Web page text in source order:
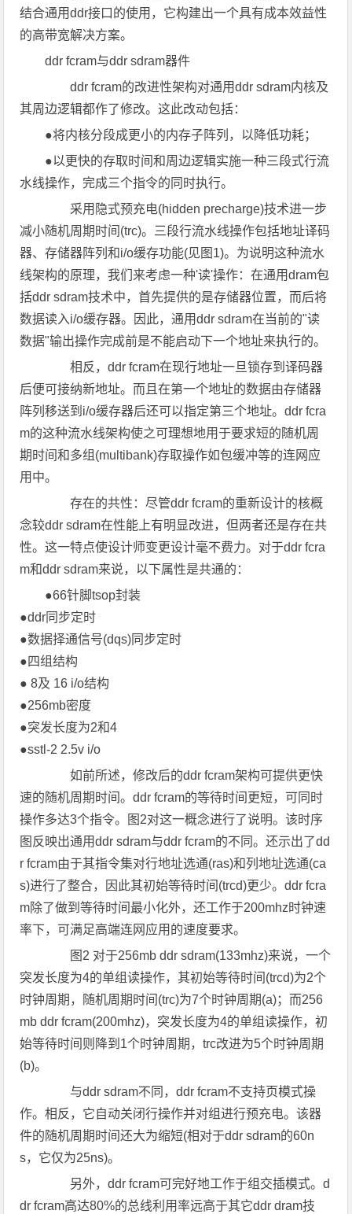
结合通用ddr接口的使用，它构建出一个具有成本效益性
的高带宽解决方案。
ddr fcram与ddr sdram器件
ddr fcram的改进性架构对通用ddr sdram内核及
其周边逻辑都作了修改。这此改动包括：
●将内核分段成更小的内存子阵列，以降低功耗；
●以更快的存取时间和周边逻辑实施一种三段式行流
水线操作，完成三个指令的同时执行。
采用隐式预充电(hidden precharge)技术进一步
减小随机周期时间(trc)。三段行流水线操作包括地址译码
器、存储器阵列和i/o缓存功能(见图1)。为说明这种流水
线架构的原理，我们来考虑一种'读'操作：在通用dram包
括ddr sdram技术中，首先提供的是存储器位置，而后将
数据读入i/o缓存器。因此，通用ddr sdram在当前的"读
数据"输出操作完成前是不能启动下一个地址来执行的。
相反，ddr fcram在现行地址一旦锁存到译码器
后便可接纳新地址。而且在第一个地址的数据由存储器
阵列移送到i/o缓存器后还可以指定第三个地址。ddr fcra
m的这种流水线架构使之可理想地用于要求短的随机周
期时间和多组(multibank)存取操作如包缓冲等的连网应
用中。
存在的共性：尽管ddr fcram的重新设计的核概
念较ddr sdram在性能上有明显改进，但两者还是存在共
性。这一特点使设计师变更设计毫不费力。对于ddr fcra
m和ddr sdram来说，以下属性是共通的：
●66针脚tsop封装
●ddr同步定时
●数据择通信号(dqs)同步定时
●四组结构
● 8及 16 i/o结构
●256mb密度
●突发长度为2和4
●sstl-2 2.5v i/o
如前所述，修改后的ddr fcram架构可提供更快
速的随机周期时间。ddr fcram的等待时间更短，可同时
操作多达3个指令。图2对这一概念进行了说明。该时序
图反映出通用ddr sdram与ddr fcram的不同。还示出了dd
r fcram由于其指令集对行地址选通(ras)和列地址选通(ca
s)进行了整合，因此其初始等待时间(trcd)更少。ddr fcra
m除了做到等待时间最小化外，还工作于200mhz时钟速
率下，可满足高端连网应用的速度要求。
图2 对于256mb ddr sdram(133mhz)来说，一个
突发长度为4的单组读操作，其初始等待时间(trcd)为2个
时钟周期，随机周期时间(trc)为7个时钟周期(a)；而256
mb ddr fcram(200mhz)，突发长度为4的单组读操作，初
始等待时间则降到1个时钟周期，trc改进为5个时钟周期
(b)。
与ddr sdram不同，ddr fcram不支持页模式操
作。相反，它自动关闭行操作并对组进行预充电。该器
件的随机周期时间还大为缩短(相对于ddr sdram的60n
s，它仅为25ns)。
另外，ddr fcram可完好地工作于组交插模式。d
dr fcram高达80%的总线利用率远高于其它ddr dram技